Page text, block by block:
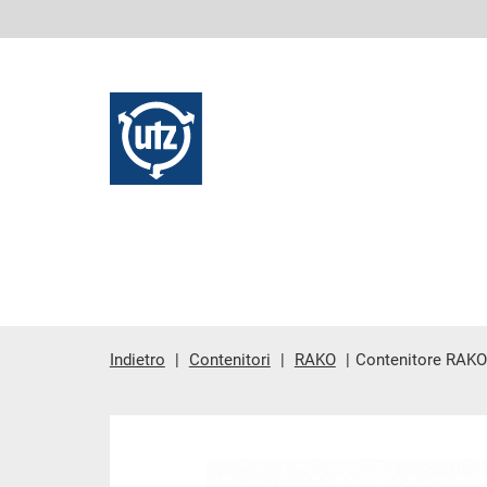
Indietro Contenitori RAKO Contenitore RAKO